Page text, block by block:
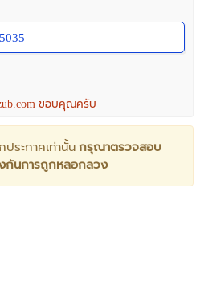
ขอบคุณครับ
ประกาศเท่านั้น กรุณาตรวจสอบ
กันการถูกหลอกลวง